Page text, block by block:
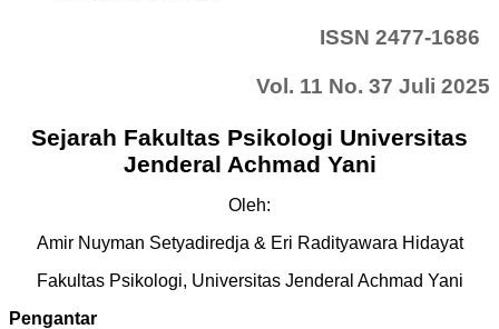
ISSN 2477-1686
Vol. 11 No. 37 Juli 2025
Sejarah Fakultas Psikologi Universitas
Jenderal Achmad Yani
Oleh:
Amir Nuyman Setyadiredja & Eri Radityawara Hidayat
Fakultas Psikologi, Universitas Jenderal Achmad Yani
Pengantar